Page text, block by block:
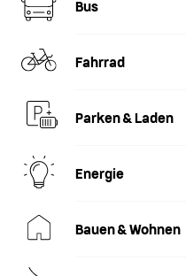
Bus
Fahrrad
Parken & Laden
Energie
Bauen & Wohnen